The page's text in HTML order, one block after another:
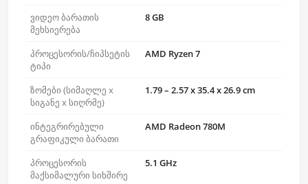
ვიდეო ბარათის
მეხსიერება
8 GB
პროცესორის/ჩიპსეტის
ტიპი
AMD Ryzen 7
ზომები (სიმაღლე x
სიგანე x სიღრმე)
1.79 – 2.57 x 35.4 x 26.9 cm
ინტეგრირებული
გრაფიკული ბარათი
AMD Radeon 780M
პროცესორის
მაქსიმალური სიხშირე
5.1 GHz